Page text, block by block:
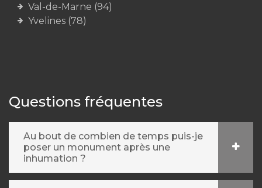
Val-de-Marne (94)
Yvelines (78)
Questions fréquentes
Au bout de combien de temps puis-je
poser un monument après une
inhumation ?